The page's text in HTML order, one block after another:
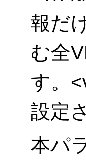
報だ
む全
す。
設定
本パ